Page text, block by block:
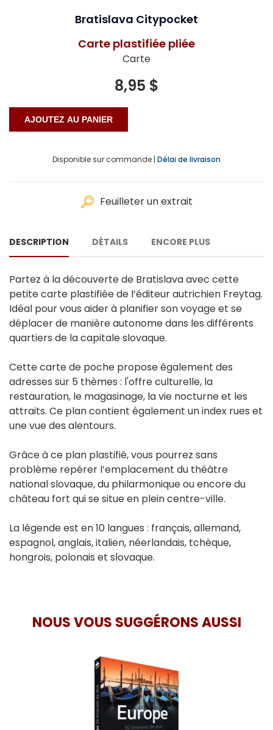
Bratislava Citypocket
Carte plastifiée pliée
Carte
8,95 $
Disponible sur commande | Délai de livraison
Feuilleter un extrait
DESCRIPTION DÉTAILS ENCORE PLUS
Partez à la découverte de Bratislava avec cette
petite carte plastifiée de l’éditeur autrichien Freytag.
Idéal pour vous aider à planifier son voyage et se
déplacer de manière autonome dans les différents
quartiers de la capitale slovaque.
Cette carte de poche propose également des
adresses sur 5 thèmes : l'offre culturelle, la
restauration, le magasinage, la vie nocturne et les
attraits. Ce plan contient également un index rues et
une vue des alentours.
Grâce à ce plan plastifié, vous pourrez sans
problème repérer l’emplacement du théâtre
national slovaque, du philarmonique ou encore du
château fort qui se situe en plein centre-ville.
La légende est en 10 langues : français, allemand,
espagnol, anglais, italien, néerlandais, tchèque,
hongrois, polonais et slovaque.
NOUS VOUS SUGGÉRONS AUSSI